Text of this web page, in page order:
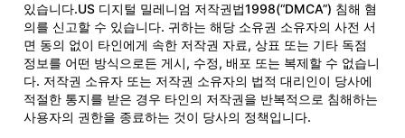
있습니다.US 디지털 밀레니엄 저작권법1998(“DMCA”) 침해 혐
의를 신고할 수 있습니다. 귀하는 해당 소유권 소유자의 사전 서
면 동의 없이 타인에게 속한 저작권 자료, 상표 또는 기타 독점
정보를 어떤 방식으로든 게시, 수정, 배포 또는 복제할 수 없습니
다. 저작권 소유자 또는 저작권 소유자의 법적 대리인이 당사에
적절한 통지를 받은 경우 타인의 저작권을 반복적으로 침해하는
사용자의 권한을 종료하는 것이 당사의 정책입니다.